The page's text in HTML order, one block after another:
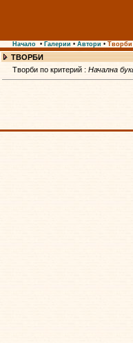
Начало • Галерии • Автори • Творби
ТВОРБИ
Творби по критерий :Начална